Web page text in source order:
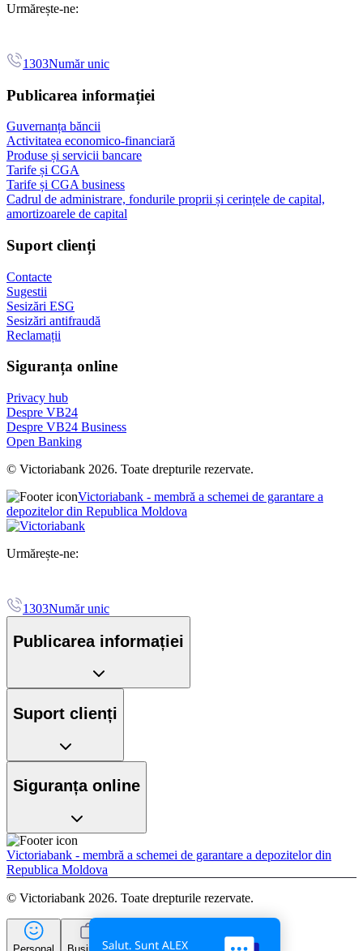
Urmărește-ne:
1303Număr unic
Publicarea informației
Guvernanța băncii
Activitatea economico-financiară
Produse și servicii bancare
Tarife și CGA
Tarife și CGA business
Cadrul de administrare, fondurile proprii și cerințele de capital,
amortizoarele de capital
Suport clienți
Contacte
Sugestii
Sesizări ESG
Sesizări antifraudă
Reclamații
Siguranța online
Privacy hub
Despre VB24
Despre VB24 Business
Open Banking
© Victoriabank 2026. Toate drepturile rezervate.
Victoriabank - membră a schemei de garantare a
depozitelor din Republica Moldova
Urmărește-ne:
1303Număr unic
Publicarea informației
Suport clienți
Siguranța online
Victoriabank - membră a schemei de garantare a depozitelor din
Republica Moldova
© Victoriabank 2026. Toate drepturile rezervate.